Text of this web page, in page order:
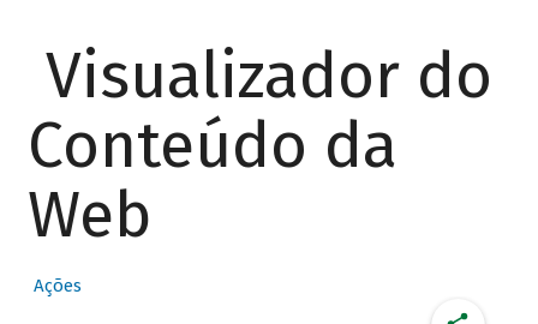
Visualizador do
Conteúdo da
Web
Ações